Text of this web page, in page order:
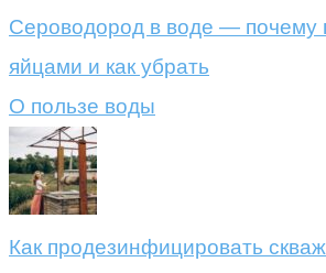
Сероводород в воде — почему
яйцами и как убрать
О пользе воды
Как продезинфицировать